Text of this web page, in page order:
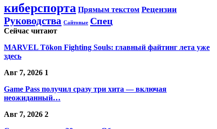
киберспорта Прямым текстом Рецензии
Руководства Сайтовые Спец
Сейчас читают
MARVEL Tōkon Fighting Souls: главный файтинг лета уже
здесь
Авг 7, 2026 1
Game Pass получил сразу три хита — включая
неожиданный…
Авг 7, 2026 2